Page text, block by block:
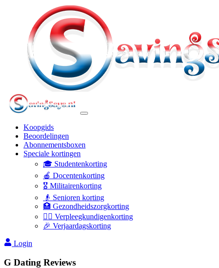
Koopgids
Beoordelingen
Abonnementsboxen
Speciale kortingen
🎓 Studentenkorting
🍎 Docentenkorting
🎖️ Militairenkorting
👴 Senioren korting
🏥 Gezondheidszorgkorting
👩‍⚕️ Verpleegkundigenkorting
🎉 Verjaardagskorting
Login
G Dating Reviews